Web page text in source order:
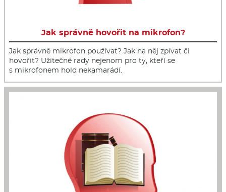
Jak správně hovořit na mikrofon?
Jak správně mikrofon používat? Jak na něj zpívat či
hovořit? Užitečné rady nejenom pro ty, kteří se
s mikrofonem hold nekamarádí.